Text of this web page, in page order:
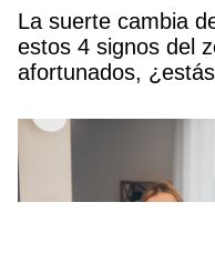
La suerte cambia
estos 4 signos del
afortunados,